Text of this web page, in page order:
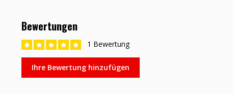
Bewertungen
1 Bewertung
Ihre Bewertung hinzufügen